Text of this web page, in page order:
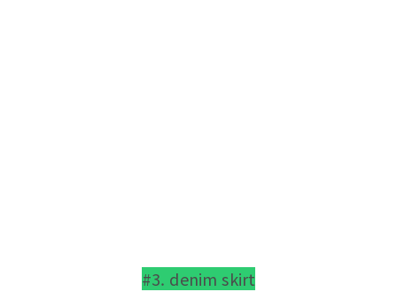
#3. denim skirt